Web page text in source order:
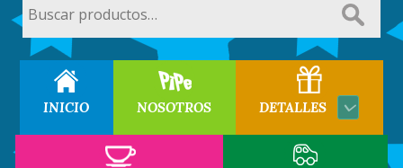
por:
INICIO NOSOTROS DETALLES